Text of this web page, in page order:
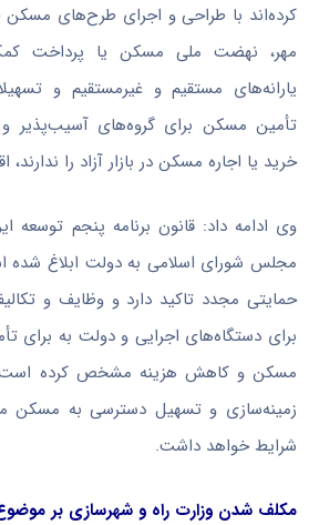
کرده‌اند با طراحی و اجرای طرح‌های
مهر، نهضت ملی مسکن یا پرداخت
یارانه‌های مستقیم و غیرمستقیم و
تأمین مسکن برای گروه‌های آسیب‌پذیر و
خرید یا اجاره مسکن در بازار آزاد را ندارند،
مجلس شورای اسلامی به دولت ابلاغ
برای دستگاه‌های اجرایی و دولت به برای
مسکن و کاهش هزینه مشخص کرده است
زمینه‌سازی و تسهیل دسترسی به مسکن
شرایط خواهد داشت.
مکلف شدن وزارت راه و شهرسازی بر